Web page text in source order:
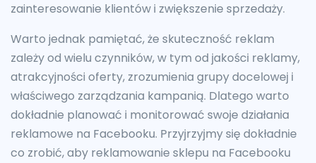
zainteresowanie klientów i zwiększenie sprzedaży.
Warto jednak pamiętać, że skuteczność reklam
zależy od wielu czynników, w tym od jakości reklamy,
atrakcyjności oferty, zrozumienia grupy docelowej i
właściwego zarządzania kampanią. Dlatego warto
dokładnie planować i monitorować swoje działania
reklamowe na Facebooku. Przyjrzyjmy się dokładnie
co zrobić, aby reklamowanie sklepu na Facebooku